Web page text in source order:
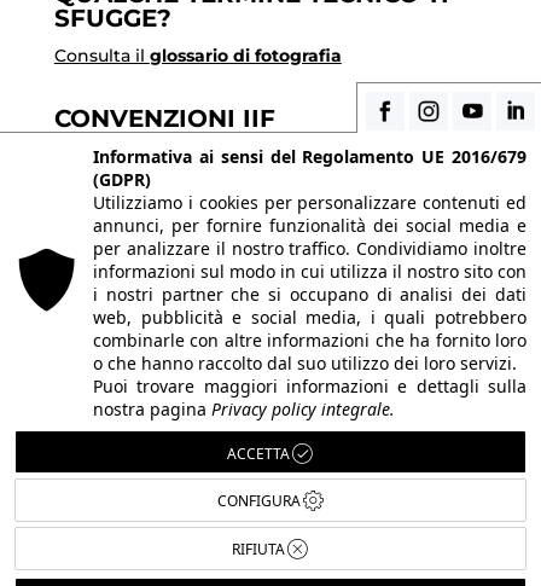
SFUGGE?
Consulta il glossario di fotografia
CONVENZIONI IIF
Scopri i vantaggi di essere uno studente di IIF
© 2026 Istituto Italiano di Fotografia® srl, Via
Enrico Caviglia 3, 20139 Milano | Tel 02/58107623 -
02/58107139
P.IVA IT10863240155 | PECiifmilano@pec.it | REA
MI-1415688 | Capitale sociale € 10.400,00 I.V.
Le immagini del sito sono utilizzate su licenza dei
rispettivi autori. Powered byShareNow!.
Italiano English
Informativa ai sensi del Regolamento UE 2016/679
(GDPR)
Utilizziamo i cookies per personalizzare contenuti ed
annunci, per fornire funzionalità dei social media e
per analizzare il nostro traffico. Condividiamo inoltre
informazioni sul modo in cui utilizza il nostro sito con
i nostri partner che si occupano di analisi dei dati
web, pubblicità e social media, i quali potrebbero
combinarle con altre informazioni che ha fornito loro
o che hanno raccolto dal suo utilizzo dei loro servizi.
Puoi trovare maggiori informazioni e dettagli sulla
nostra pagina Privacy policy integrale.
ACCETTA
CONFIGURA
RIFIUTA